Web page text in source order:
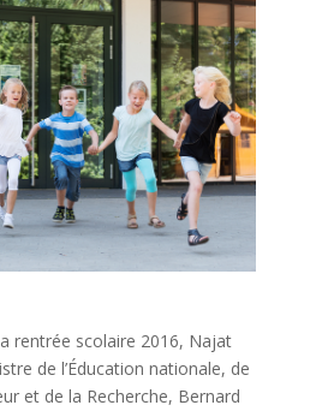
rentrée scolaire 2016, Najat
de l’Éducation nationale, de
et de la Recherche, Bernard